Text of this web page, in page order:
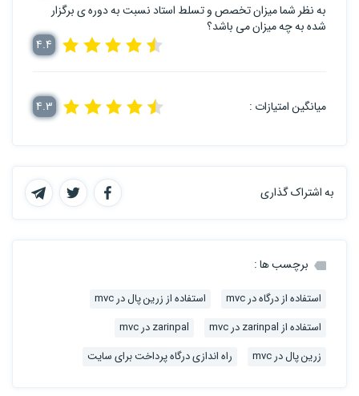
به نظر شما میزان تخصص و تسلط استاد نسبت به دوره ی برگزار
شده به چه میزان می باشد؟
4.4
میانگین امتیازات : 4.3
به اشتراک گذاری
برچسب ها :
استفاده از درگاه در mvc
استفاده از زرین پال در mvc
استفاده از zarinpal در mvc
zarinpal در mvc
زرین پال در mvc
راه اندازی درگاه پرداخت برای سایت